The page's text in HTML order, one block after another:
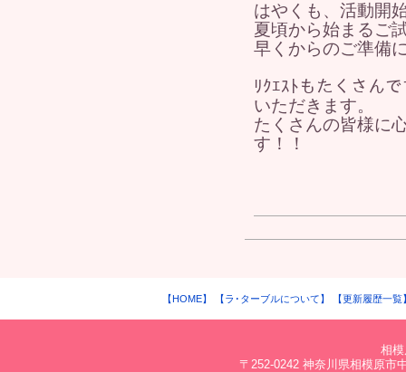
はやくも、活動開
夏頃から始まるご
早くからのご準備
ﾘｸｴｽﾄもたくさん
いただきます。
たくさんの皆様に
す！！
【HOME】 【ラ･ターブルについて】 【更新履歴一覧
相
〒252-0242 神奈川県相模原